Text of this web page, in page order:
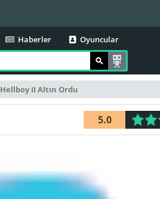
Haberler Oyuncular
Hellboy II Altın Ordu
5.0